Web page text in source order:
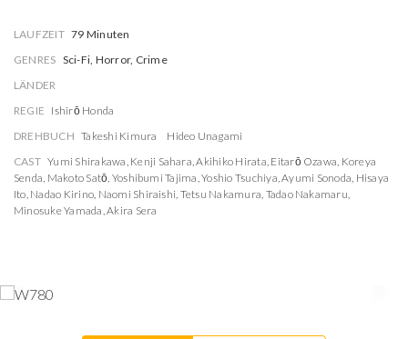
LAUFZEIT 79 Minuten
GENRES Sci-Fi, Horror, Crime
LÄNDER
REGIE Ishirō Honda
DREHBUCH Takeshi Kimura
Hideo Unagami
CAST Yumi Shirakawa, Kenji Sahara,Akihiko Hirata, Eitarō Ozawa, Koreya
Senda, Makoto Satō, Yoshibumi Tajima,Yoshio Tsuchiya,Ayumi Sonoda, Hisaya
Ito, Nadao Kirino, Naomi Shiraishi, Tetsu Nakamura, Tadao Nakamaru,
Minosuke Yamada,Akira Sera